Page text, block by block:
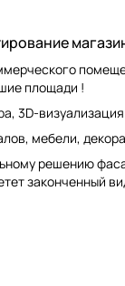
площади !
3D-визуализация
мебели, декора
законченный